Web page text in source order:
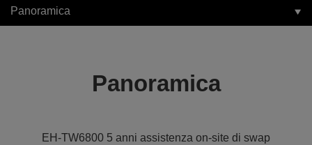
Panoramica
Panoramica
EH-TW6800 5 anni assistenza on-site di swap